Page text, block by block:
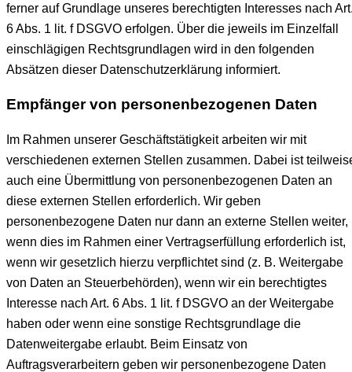
ferner auf Grundlage unseres berechtigten Interesses nach
6 Abs. 1 lit. f DSGVO erfolgen. Über die jeweils im Einzelfall
einschlägigen Rechtsgrundlagen wird in den folgenden
Absätzen dieser Datenschutzerklärung informiert.
Empfänger von personenbezogenen Daten
Im Rahmen unserer Geschäftstätigkeit arbeiten wir mit
verschiedenen externen Stellen zusammen. Dabei ist
auch eine Übermittlung von personenbezogenen Daten an
diese externen Stellen erforderlich. Wir geben
personenbezogene Daten nur dann an externe Stellen weiter,
wenn dies im Rahmen einer Vertragserfüllung erforderlich ist,
wenn wir gesetzlich hierzu verpflichtet sind (z. B. Weitergabe
von Daten an Steuerbehörden), wenn wir ein berechtigtes
Interesse nach Art. 6 Abs. 1 lit. f DSGVO an der Weitergabe
haben oder wenn eine sonstige Rechtsgrundlage die
Datenweitergabe erlaubt. Beim Einsatz von
Auftragsverarbeitern geben wir personenbezogene Daten